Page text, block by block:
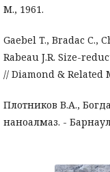
М., 1961.
Gaebel T., Bradac C.,
Rabeau J.R. Size-
// Diamond & Related
Плотников В.А.,
наноалмаз. -